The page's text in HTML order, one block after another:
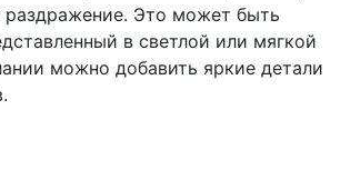
Это может быть
в светлой или мягкой
можно добавить яркие детали